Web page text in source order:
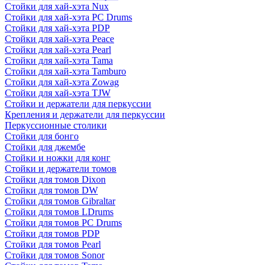
Стойки для хай-хэта Nux
Стойки для хай-хэта PC Drums
Стойки для хай-хэта PDP
Стойки для хай-хэта Peace
Стойки для хай-хэта Pearl
Стойки для хай-хэта Tama
Стойки для хай-хэта Tamburo
Стойки для хай-хэта Zowag
Стойки для хай-хэта TJW
Стойки и держатели для перкуссии
Крепления и держатели для перкуссии
Перкуссионные столики
Стойки для бонго
Стойки для джембе
Стойки и ножки для конг
Стойки и держатели томов
Стойки для томов Dixon
Стойки для томов DW
Стойки для томов Gibraltar
Стойки для томов LDrums
Стойки для томов PC Drums
Стойки для томов PDP
Стойки для томов Pearl
Стойки для томов Sonor